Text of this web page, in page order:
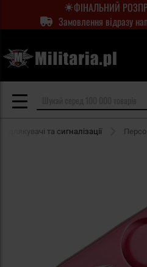
ФІНАЛЬНИЙ
Замовлення відразу
Відлякувачі та сигналізації